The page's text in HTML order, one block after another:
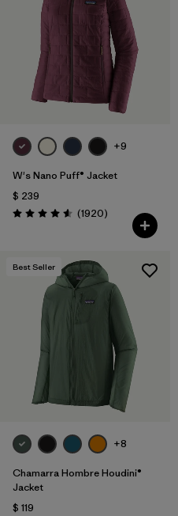
+9
W's Nano Puff® Jacket
$ 239
Valoración: 4.6 / 5
(1920Comentarios
)
Best Seller
+8
Chamarra Hombre Houdini®
Jacket
$ 119